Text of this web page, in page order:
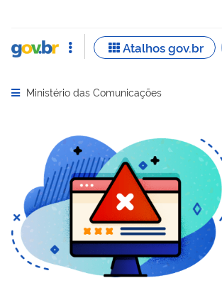
Abrir menu principal de navegação
Ministério das Comunicações